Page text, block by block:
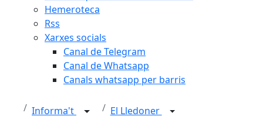
Hemeroteca
Rss
Xarxes socials
Canal de Telegram
Canal de Whatsapp
Canals whatsapp per barris
Informa't El Lledoner